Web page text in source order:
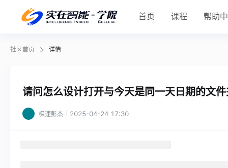
首页 课程 帮助
社区首页 详情
请问怎么设计打开与今天是同一天日期的文
极速彭杰 2025-04-24 17:30